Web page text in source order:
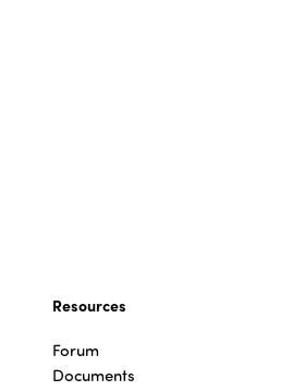
Resources
Forum
Documents